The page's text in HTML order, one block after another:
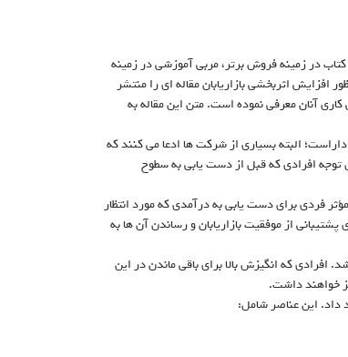
که مورد تحسین در سال های متوالی بوده است و نویسنده ۱۱ کتاب در زمینه فروش برتر، مربی آموزشی در زمینه
اثربخشی بازاریابان مقاله ای را منتشر
آنان معرفی نموده است. متن این مقاله به
داراست؛ البته بسیاری از شرکت ها ادعا می کنند که
توجه افرادی که قبل از دست یابی به سطوح
فردی برای دست یابی به درآمدی که مورد انتظار
از موفقیت بازاریابان و رساندن آن ها به
که انگیزش بالا برای باقی ماندن در این
خواهند داشت.